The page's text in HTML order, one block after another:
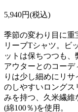
5,940円(税込)
季節の変わり目に重
リーブTシャツ。ビ
ットは保ちつつも、
アウターとのコーデ
りは少し細めにリ
のしやすいロング
みを持つ、久米繊維
(綿100％)を使用。